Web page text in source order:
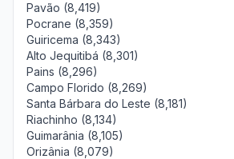
Pavão (8,419)
Pocrane (8,359)
Guiricema (8,343)
Alto Jequitibá (8,301)
Pains (8,296)
Campo Florido (8,269)
Santa Bárbara do Leste (8,181)
Riachinho (8,134)
Guimarânia (8,105)
Orizânia (8,079)